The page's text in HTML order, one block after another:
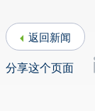
返回新闻
分享这个页面